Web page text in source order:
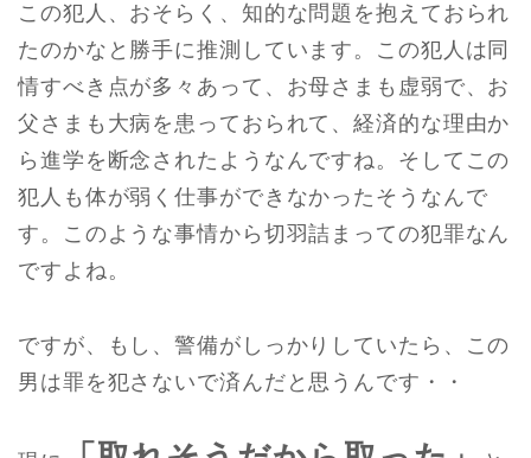
この犯人、おそらく、知的な問題を抱えておられ
たのかなと勝手に推測しています。この犯人は同
情すべき点が多々あって、お母さまも虚弱で、お
父さまも大病を患っておられて、経済的な理由か
ら進学を断念されたようなんですね。そしてこの
犯人も体が弱く仕事ができなかったそうなんで
す。このような事情から切羽詰まっての犯罪なん
ですよね。
ですが、もし、警備がしっかりしていたら、この
男は罪を犯さないで済んだと思うんです・・